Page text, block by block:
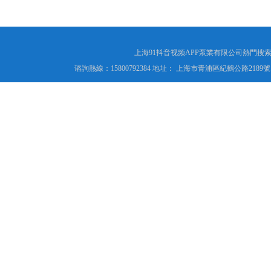
上海91抖音视频APP泵業有限公司熱門搜
谘詢熱線：15800792384 地址： 上海市青浦區紀鶴公路2189號 傳